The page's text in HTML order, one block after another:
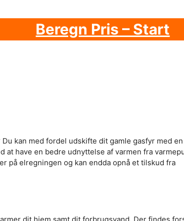
Beregn Pris – Start
kan med fordel udskifte dit gamle gasfyr med
have en bedre udnyttelse af varmen fra
på elregningen og kan endda opnå et tilskud fra